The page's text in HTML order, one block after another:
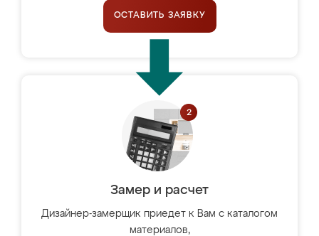
ОСТАВИТЬ ЗАЯВКУ
Замер и расчет
Дизайнер-замерщик приедет к Вам с каталогом
материалов,